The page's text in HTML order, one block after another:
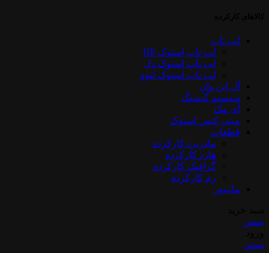
لپ تاپ
لپ تاپ استوک HP
لپ تاپ استوک دل
لپ تاپ استوک لنوو
آل این وان
سیستم گیمینگ
آی مک
مینی کیس استوک
قطعات
مادربرد کارکرده
هارد کارکرده
گرافیک کارکرده
رم کارکرده
مانیتور
بستن
بستن